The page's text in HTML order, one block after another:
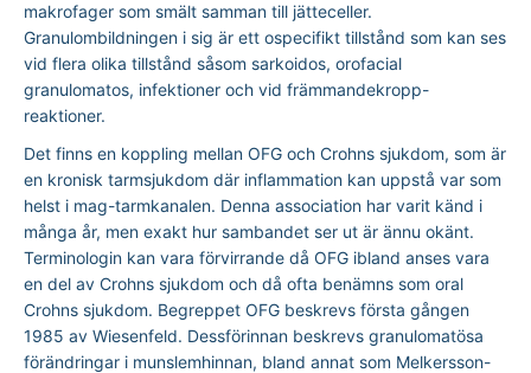
makrofager som smält samman till jätteceller.
Granulombildningen i sig är ett ospecifikt tillstånd som kan ses
vid flera olika tillstånd såsom sarkoidos, orofacial
granulomatos, infektioner och vid främmandekropp-
reaktioner.
Det finns en koppling mellan OFG och Crohns sjukdom, som är
en kronisk tarmsjukdom där inflammation kan uppstå var som
helst i mag-tarmkanalen. Denna association har varit känd i
många år, men exakt hur sambandet ser ut är ännu okänt.
Terminologin kan vara förvirrande då OFG ibland anses vara
en del av Crohns sjukdom och då ofta benämns som oral
Crohns sjukdom. Begreppet OFG beskrevs första gången
1985 av Wiesenfeld. Dessförinnan beskrevs granulomatösa
förändringar i munslemhinnan, bland annat som Melkersson-